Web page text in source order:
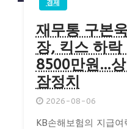
경제
재무통 구본
장, 킥스 하락
8500만원…
잠정치
2026-08-06
KB손해보험의 지급여